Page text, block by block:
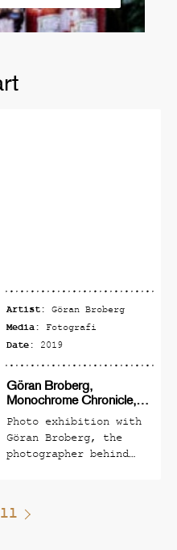
Artist: Göran Broberg
Media: Fotografi
Date: 2019
Göran Broberg,
Monochrome Chronicle,
fotoutställning
Photo exhibition with
Göran Broberg, the
photographer behind
(classy winner of many
international awards,